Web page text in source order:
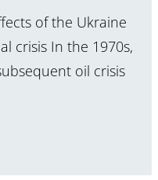
of the Ukraine
crisis In the 1970s,
oil crisis